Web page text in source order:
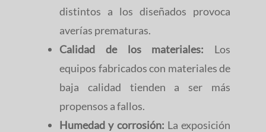
distintos a los diseñados provoca
averías prematuras.
Calidad de los materiales: Los
equipos fabricados con materiales de
baja calidad tienden a ser más
propensos a fallos.
Humedad y corrosión: La exposición